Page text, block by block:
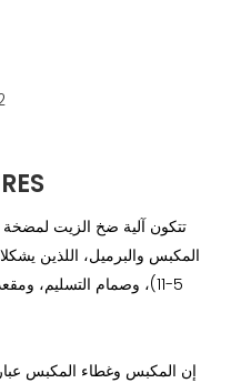
تتكون آلية ضخ الزيت
المكبس والبرميل، اللذين
5-11)، وصمام التسليم،
إن المكبس وغطاء المكبس